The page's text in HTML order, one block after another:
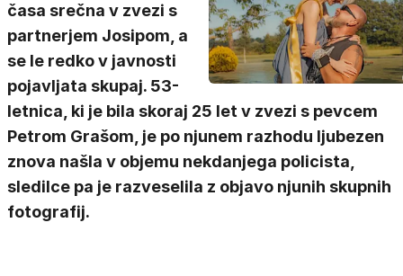
časa srečna v zvezi s
partnerjem Josipom, a
se le redko v javnosti
pojavljata skupaj. 53-
letnica, ki je bila skoraj 25 let v zvezi s pevcem
Petrom Grašom, je po njunem razhodu ljubezen
znova našla v objemu nekdanjega policista,
sledilce pa je razveselila z objavo njunih skupnih
fotografij.